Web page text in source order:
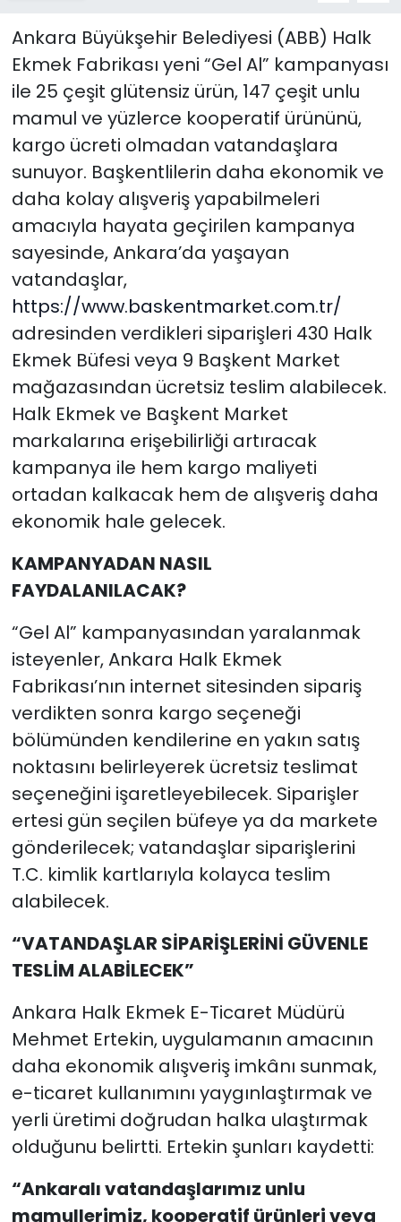
Ankara Büyükşehir Belediyesi (ABB) Halk
Ekmek Fabrikası yeni “Gel Al” kampanyası
ile 25 çeşit glütensiz ürün, 147 çeşit unlu
mamul ve yüzlerce kooperatif ürününü,
kargo ücreti olmadan vatandaşlara
sunuyor. Başkentlilerin daha ekonomik ve
daha kolay alışveriş yapabilmeleri
amacıyla hayata geçirilen kampanya
sayesinde, Ankara’da yaşayan
vatandaşlar,
https://www.baskentmarket.com.tr/
adresinden verdikleri siparişleri 430 Halk
Ekmek Büfesi veya 9 Başkent Market
mağazasından ücretsiz teslim alabilecek.
Halk Ekmek ve Başkent Market
markalarına erişebilirliği artıracak
kampanya ile hem kargo maliyeti
ortadan kalkacak hem de alışveriş daha
ekonomik hale gelecek.
KAMPANYADAN NASIL
FAYDALANILACAK?
“Gel Al” kampanyasından yaralanmak
isteyenler, Ankara Halk Ekmek
Fabrikası’nın internet sitesinden sipariş
verdikten sonra kargo seçeneği
bölümünden kendilerine en yakın satış
noktasını belirleyerek ücretsiz teslimat
seçeneğini işaretleyebilecek. Siparişler
ertesi gün seçilen büfeye ya da markete
gönderilecek; vatandaşlar siparişlerini
T.C. kimlik kartlarıyla kolayca teslim
alabilecek.
“VATANDAŞLAR SİPARİŞLERİNİ GÜVENLE
TESLİM ALABİLECEK”
Ankara Halk Ekmek E-Ticaret Müdürü
Mehmet Ertekin, uygulamanın amacının
daha ekonomik alışveriş imkânı sunmak,
e-ticaret kullanımını yaygınlaştırmak ve
yerli üretimi doğrudan halka ulaştırmak
olduğunu belirtti. Ertekin şunları kaydetti:
“Ankaralı vatandaşlarımız unlu
mamullerimiz, kooperatif ürünleri veya